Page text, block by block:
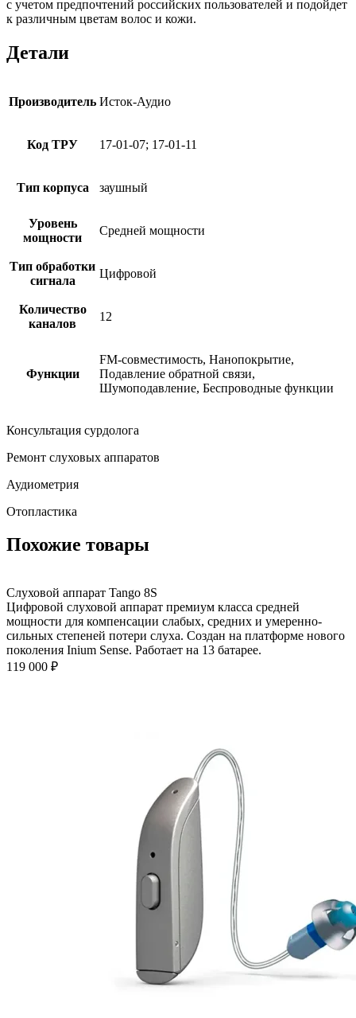
с учетом предпочтений российских пользователей и подойдет
к различным цветам волос и кожи.
Детали
Производитель Исток-Аудио
Код ТРУ 17-01-07; 17-01-11
Тип корпуса заушный
Уровень
мощности
Средней мощности
Тип обработки
сигнала
Цифровой
Количество
каналов
12
Функции
FM-совместимость, Нанопокрытие,
Подавление обратной связи,
Шумоподавление, Беспроводные функции
Консультация сурдолога
Ремонт слуховых аппаратов
Аудиометрия
Отопластика
Похожие товары
Слуховой аппарат Tango 8S
Цифровой слуховой аппарат премиум класса средней
мощности для компенсации слабых, средних и умеренно-
сильных степеней потери слуха. Создан на платформе нового
поколения Inium Sense. Работает на 13 батарее.
119 000 ₽